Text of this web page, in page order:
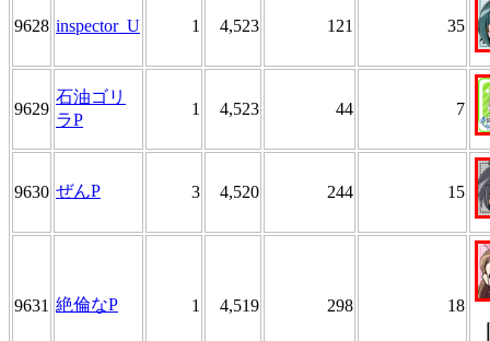
9628 inspector_U 1 4,523 121 35
9629
石油ゴリ
ラP
1 4,523 44 7
9630 ぜんP 3 4,520 244 15
9631 絶倫なP 1 4,519 298 18